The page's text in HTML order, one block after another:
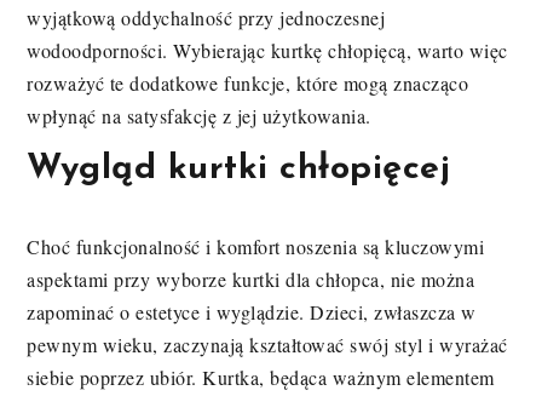
wyjątkową oddychalność przy jednoczesnej
wodoodporności. Wybierając kurtkę chłopięcą, warto więc
rozważyć te dodatkowe funkcje, które mogą znacząco
wpłynąć na satysfakcję z jej użytkowania.
Wygląd kurtki chłopięcej
Choć funkcjonalność i komfort noszenia są kluczowymi
aspektami przy wyborze kurtki dla chłopca, nie można
zapominać o estetyce i wyglądzie. Dzieci, zwłaszcza w
pewnym wieku, zaczynają kształtować swój styl i wyrażać
siebie poprzez ubiór. Kurtka, będąca ważnym elementem